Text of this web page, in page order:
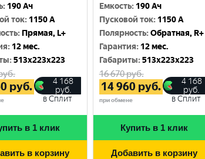
: 190 Ач
ток: 1150 A
: Прямая, L+
: 12 мес.
:513x223x223
руб.
4 168
руб.
в Сплит
в 1 клик
в корзину
Емкость: 190 Ач
Пусковой ток: 1150 A
Полярность:Обратная, R+
Гарантия: 12 мес.
Габариты:513x223x223
16 670руб.
14 960 руб.
при обмене
4 168
руб.
в Сплит
Купить в 1 клик
Добавить в корзину